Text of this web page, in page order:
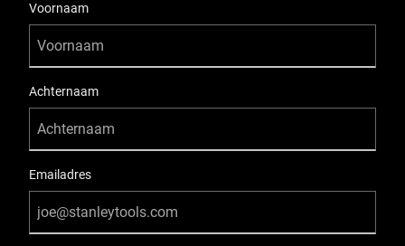
Voornaam
Achternaam
Emailadres